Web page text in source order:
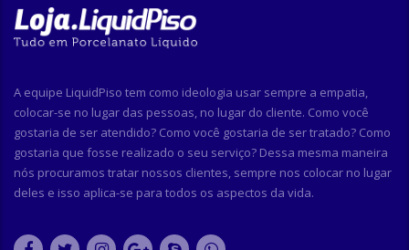
A equipe LiquidPiso tem como ideologia usar sempre a empatia,
colocar-se no lugar das pessoas, no lugar do cliente. Como você
gostaria de ser atendido? Como você gostaria de ser tratado? Como
gostaria que fosse realizado o seu serviço? Dessa mesma maneira
nós procuramos tratar nossos clientes, sempre nos colocar no lugar
deles e isso aplica-se para todos os aspectos da vida.